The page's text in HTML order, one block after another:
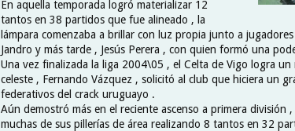
En aquella temporada logró materializar 12
tantos en 38 partidos que fue alineado , la
lámpara comenzaba a brillar con luz propia junto a
Jandro y más tarde , Jesús Perera , con quien formó una
Una vez finalizada la liga 2004\05 , el Celta de Vigo logra
celeste , Fernando Vázquez , solicitó al club que hiciera un
federativos del crack uruguayo .
Aún demostró más en el reciente ascenso a primera división
muchas de sus pillerías de área realizando 8 tantos en 32